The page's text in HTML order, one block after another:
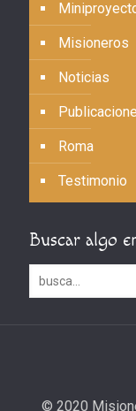
Misioneros
Noticias
Roma
Testimonio
Buscar algo
© 2020